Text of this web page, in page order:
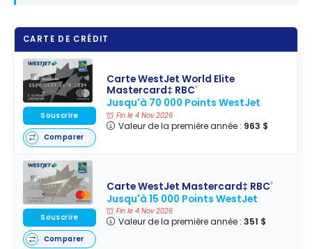
CARTE DE CRÉDIT
Carte WestJet World Elite
Mastercard‡ RBC®
Jusqu'à 70 000 Points WestJet
Fin le 4 Nov 2026
Valeur de la première année : 963 $
Souscrire
Comparer
Carte WestJet Mastercard‡ RBC®
Jusqu'à 15 000 Points WestJet
Fin le 4 Nov 2026
Valeur de la première année : 351 $
Souscrire
Comparer